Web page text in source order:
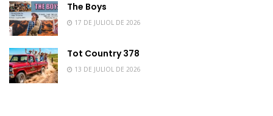
The Boys
17 DE JULIOL DE 2026
Tot Country 378
13 DE JULIOL DE 2026